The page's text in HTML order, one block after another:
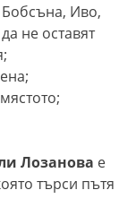
Бобсъна, Иво,
не оставят
Лозанова е
търси пътя